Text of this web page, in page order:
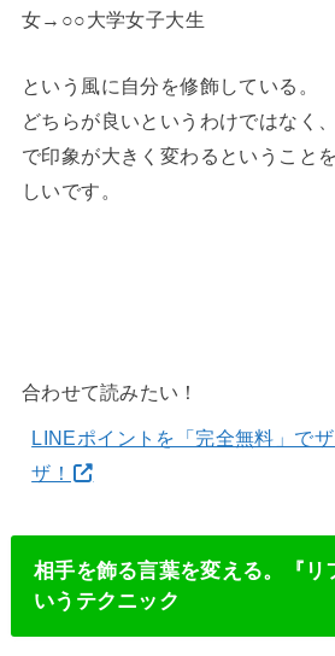
女→○○大学女子大生
という風に自分を修飾している。
どちらが良いというわけではなく
で印象が大きく変わるということ
しいです。
合わせて読みたい！
LINEポイントを「完全無料」で
ザ！
相手を飾る言葉を変える。『リ
いうテクニック